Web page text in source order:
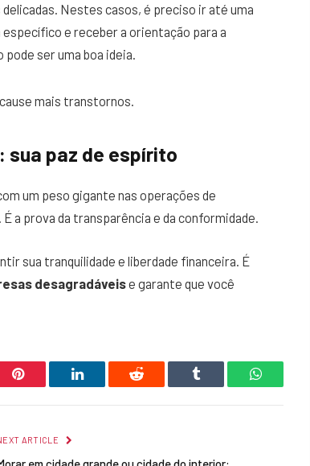
Nestes casos, é preciso ir até uma
e receber a orientação para a
ser uma boa ideia.
mais transtornos.
sua paz de espírito
um peso gigante nas operações de
a prova da transparência e da conformidade.
sua tranquilidade e liberdade financeira. É
desagradáveise garante que você
Pinterest LinkedIn Reddit Tumblr WhatsApp
ARTICLE